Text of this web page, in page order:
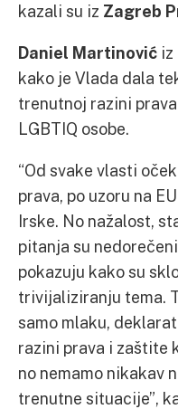
kazali su iz Zagreb
Daniel Martinović iz
kako je Vlada dala
trenutnoj razini
LGBTIQ osobe.
“Od svake vlasti
prava, po uzoru na
Irske. No nažalost,
pitanja su
pokazuju kako su
trivijaliziranju tema.
samo mlaku,
razini prava i zaštite
no nemamo nikakav
trenutne situacije”,